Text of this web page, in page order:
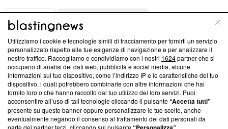
ABOUT
Questa sezione offre informazioni trasparenti su Blasting
News, sui nostri processi editoriali e su come ci impegniamo a
creare news di qualità. Inoltre, afferma la nostra aderenza a
‘Trust Project - News with Integrity’Blasting News non è
ancora membro del programma, ma ha richiesto di farne
parte; Trust Project non ha ancora effettuato una verifica di
conformità agli standard.
Utilizziamo i cookie e tecnologie simili di tracciamento per fornirti un servizio
personalizzato rispetto alle tue esigenze di navigazione e per analizzare il
nostro traffico. Raccogliamo e condividiamo con i nostri 1624partner che si
occupano di analisi dei dati web, pubblicità e social media, alcune
informazioni sul tuo dispositivo, come l’indirizzo IP e le caratteristiche del tuo
dispositivo, i quali potrebbero combinarle con altre informazioni che hai
fornito loro o che hanno raccolto dal tuo utilizzo dei loro servizi. Puoi
acconsentire all’uso di tali tecnologie cliccando il pulsante“Accetta tutti”
presente su questo banner oppure personalizzare le tue scelte, anche
eventualmente negando il consenso al trattamento dei dati personali da
parte dei partner terzi, cliccando sul pulsante